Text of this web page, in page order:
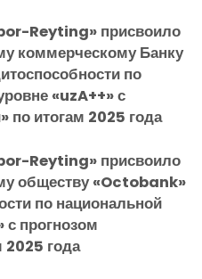
Reyting» присвоило
коммерческому Банку
по
«uzA++» с
по итогам 2025 года
Reyting» присвоило
обществу «Octobank»
по национальной
с прогнозом
2025 года